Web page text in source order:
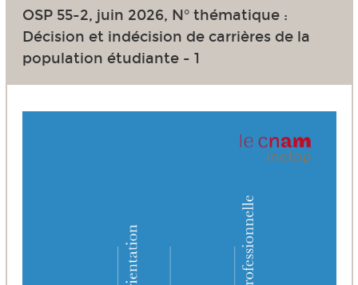
OSP 55-2, juin 2026, N° thématique :
Décision et indécision de carrières de la
population étudiante - 1